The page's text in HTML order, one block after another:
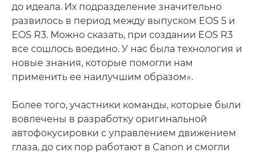
до идеала. Их подразделение значительно
развилось в период между выпуском EOS 5 и
EOS R3. Можно сказать, при создании EOS R3
все сошлось воедино. У нас была технология и
новые знания, которые помогли нам
применить ее наилучшим образом».
Более того, участники команды, которые были
вовлечены в разработку оригинальной
автофокусировки с управлением движением
глаза, до сих пор работают в Canon и смогли